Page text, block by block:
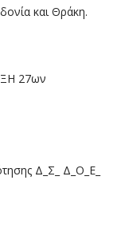
και Θράκη.
27ων
Δ_Σ_ Δ_Ο_Ε_